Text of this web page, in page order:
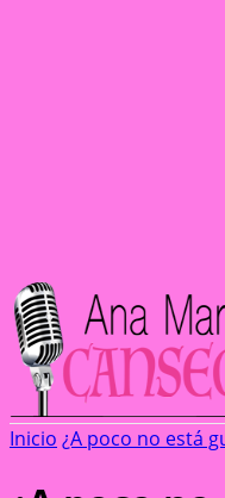
Inicio ¿A poco no está